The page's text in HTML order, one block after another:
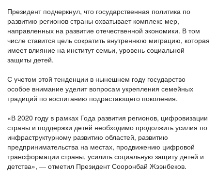
Президент подчеркнул, что государственная политика по
развитию регионов страны охватывает комплекс мер,
направленных на развитие отечественной экономики. В том
числе ставится цель сократить внутреннюю миграцию, которая
имеет влияние на институт семьи, уровень социальной
защиты детей.
С учетом этой тенденции в нынешнем году государство
особое внимание уделит вопросам укрепления семейных
традиций по воспитанию подрастающего поколения.
«В 2020 году в рамках Года развития регионов, цифровизации
страны и поддержки детей необходимо продолжить усилия по
инфраструктурному развитию областей, развитию
предпринимательства на местах, продвижению цифровой
трансформации страны, усилить социальную защиту детей и
детства», — отметил Президент Сооронбай Жээнбеков.